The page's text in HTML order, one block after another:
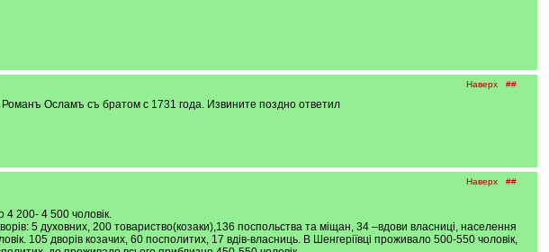
Наверх ##
Осламъ съ братом с 1731 года. Извините поздно ответил
Наверх ##
4 200- 4 500 чоловік.
5 духовних, 200 товариство(козаки),136 поспольства та міщан, 34 –вдови власниці, населення
105 дворів козачих, 60 посполитих, 17 вдів-власниць. В Шенгеріївці проживало 500-550 чоловік,